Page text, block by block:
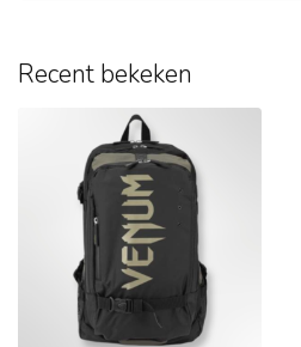
Recent bekeken